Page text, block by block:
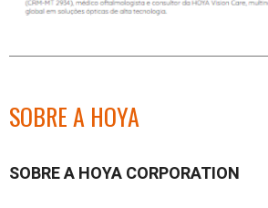
SOBRE A HOYA
SOBRE A HOYA CORPORATION